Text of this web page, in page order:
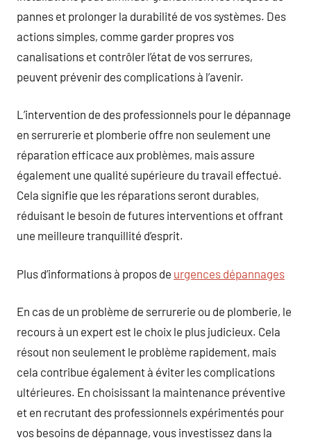
pannes et prolonger la durabilité de vos systèmes. Des
actions simples, comme garder propres vos
canalisations et contrôler l’état de vos serrures,
peuvent prévenir des complications à l’avenir.
L’intervention de des professionnels pour le dépannage
en serrurerie et plomberie offre non seulement une
réparation efficace aux problèmes, mais assure
également une qualité supérieure du travail effectué.
Cela signifie que les réparations seront durables,
réduisant le besoin de futures interventions et offrant
une meilleure tranquillité d’esprit.
Plus d’informations à propos de urgences dépannages
En cas de un problème de serrurerie ou de plomberie, le
recours à un expert est le choix le plus judicieux. Cela
résout non seulement le problème rapidement, mais
cela contribue également à éviter les complications
ultérieures. En choisissant la maintenance préventive
et en recrutant des professionnels expérimentés pour
vos besoins de dépannage, vous investissez dans la